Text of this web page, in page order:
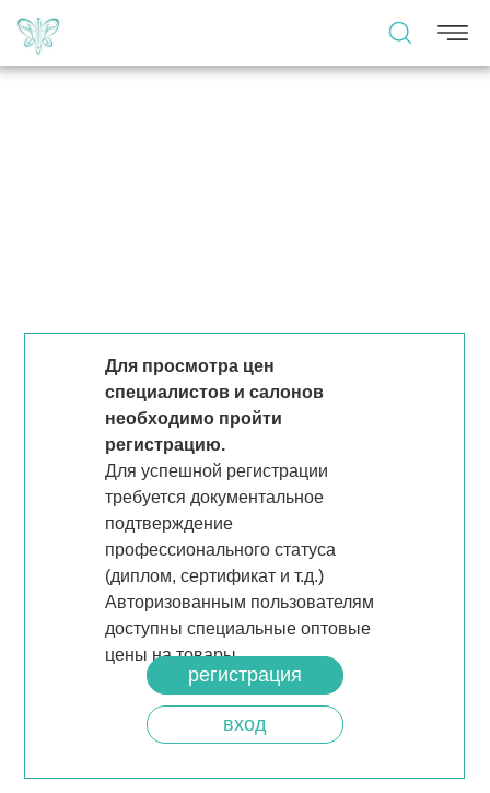
Для просмотра цен
специалистов и салонов
необходимо пройти
регистрацию.
Для успешной регистрации
требуется документальное
подтверждение
профессионального статуса
(диплом, сертификат и т.д.)
Авторизованным пользователям
доступны специальные оптовые
цены на товары.
регистрация
вход